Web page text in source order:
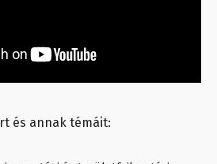
és annak témáit: